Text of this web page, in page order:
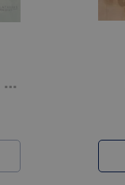
Pāris centimetru dzīves